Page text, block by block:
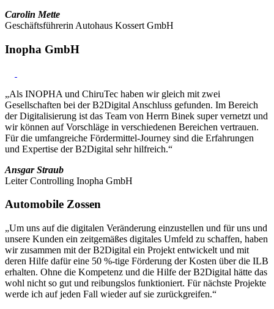
Carolin Mette
Geschäftsführerin Autohaus Kossert GmbH
Inopha GmbH
„Als INOPHA und ChiruTec haben wir gleich mit zwei
Gesellschaften bei der B2Digital Anschluss gefunden. Im Bereich
der Digitalisierung ist das Team von Herrn Binek super vernetzt und
wir können auf Vorschläge in verschiedenen Bereichen vertrauen.
Für die umfangreiche Fördermittel-Journey sind die Erfahrungen
und Expertise der B2Digital sehr hilfreich.“
Ansgar Straub
Leiter Controlling Inopha GmbH
Automobile Zossen
„Um uns auf die digitalen Veränderung einzustellen und für uns und
unsere Kunden ein zeitgemäßes digitales Umfeld zu schaffen, haben
wir zusammen mit der B2Digital ein Projekt entwickelt und mit
deren Hilfe dafür eine 50 %-tige Förderung der Kosten über die ILB
erhalten. Ohne die Kompetenz und die Hilfe der B2Digital hätte das
wohl nicht so gut und reibungslos funktioniert. Für nächste Projekte
werde ich auf jeden Fall wieder auf sie zurückgreifen.“